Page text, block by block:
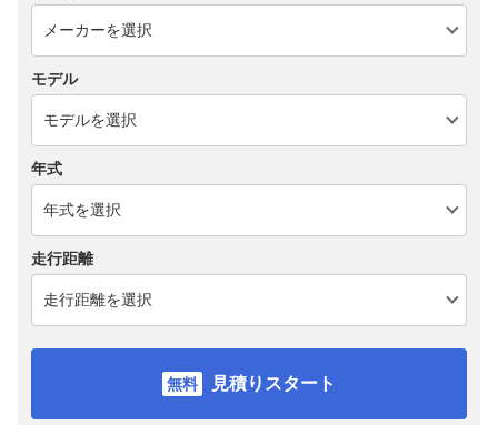
モデル
年式
走行距離
見積りスタート